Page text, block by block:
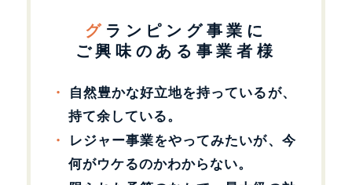
グランピング事業に
ご興味のある事業者様
自然豊かな好立地を持っているが、
持て余している。
レジャー事業をやってみたいが、今
何がウケるのかわからない。